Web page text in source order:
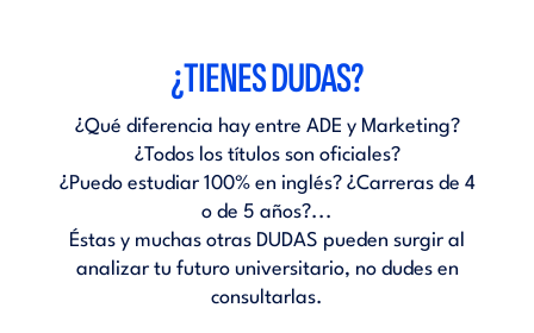
¿TIENES DUDAS?
¿Qué diferencia hay entre ADE y Marketing?
¿Todos los títulos son oficiales?
¿Puedo estudiar 100% en inglés? ¿Carreras de 4
o de 5 años?...
Éstas y muchas otras DUDAS pueden surgir al
analizar tu futuro universitario, no dudes en
consultarlas.